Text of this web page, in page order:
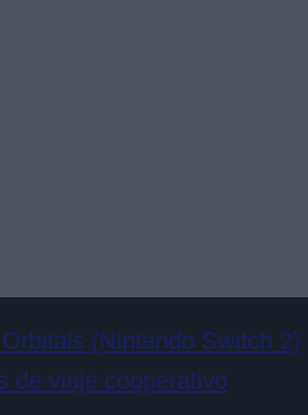
(Nintendo Switch 2)
de viaje cooperativo